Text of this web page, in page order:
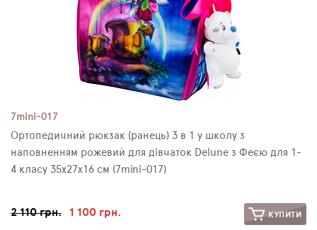
7mini-017
Ортопедичний рюкзак (ранець) 3 в 1 у школу з
наповненням рожевий для дівчаток Delune з Феєю для 1-
4 класу 35х27х16 см (7mini-017)
2 110 грн. 1 100 грн. КУПИТИ